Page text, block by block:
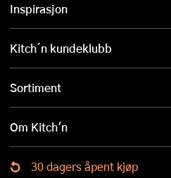
Inspirasjon
Kitch´n kundeklubb
Sortiment
Om Kitch'n
30 dagers åpent kjøp